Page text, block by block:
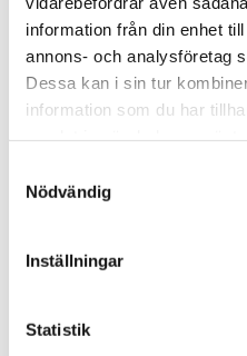
information från din enhet
annons- och analysföretag
Dessa kan i sin tur
information som du har
Nödvändig
Inställningar
Statistik
Skicka e-post
070-320 40 83
Göteborg
Lars Göran Lasses
Auktoriserad
Skicka e-post